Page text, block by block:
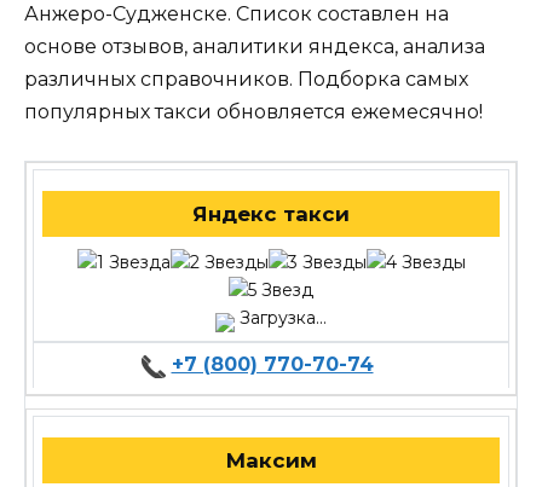
Анжеро-Судженске. Список составлен на
основе отзывов, аналитики яндекса, анализа
различных справочников. Подборка самых
популярных такси обновляется ежемесячно!
Яндекс такси
Загрузка...
+7 (800) 770-70-74
Максим